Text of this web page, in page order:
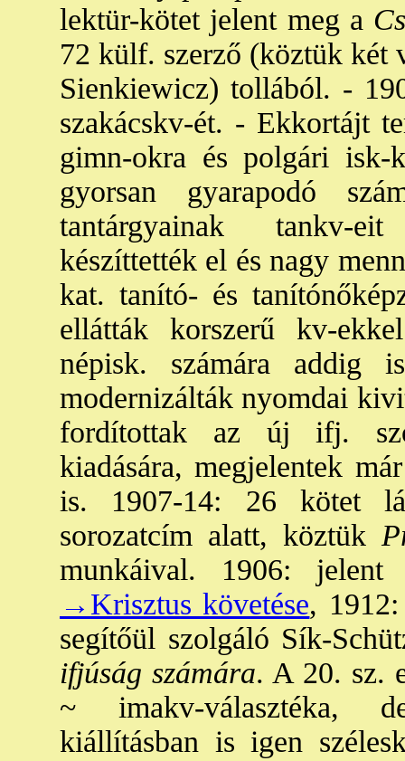
lektür-kötet jelent meg a
72 külf. szerző (köztük két
Sienkiewicz) tollából. -
szakácskv-ét. - Ekkortájt
gimn-okra és polgári isk-
gyorsan gyarapodó
tantárgyainak tankv-eit
készíttették el és nagy
kat. tanító- és
ellátták korszerű kv-
népisk. számára addig
modernizálták nyomdai
fordítottak az új ifj.
kiadására, megjelentek
is. 1907-14: 26 kötet
sorozatcím alatt, köztük
munkáival. 1906:
→Krisztus követése,
segítőül szolgáló Sík-
ifjúság számára. A 20. sz.
~ imakv-választéka,
kiállításban is igen